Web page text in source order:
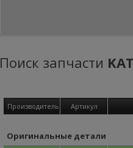
Поиск запчасти
Производитель Артикул
Оригинальные детали